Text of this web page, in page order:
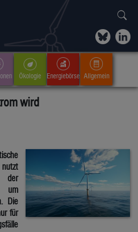
Ökologie Energiebörse Allgemein
wird
der
um
Die
für